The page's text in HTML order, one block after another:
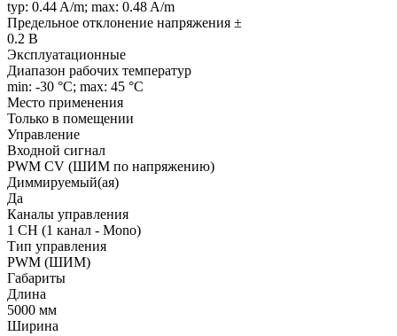
typ: 0.44 A/m; max: 0.48 A/m
Предельное отклонение напряжения ±
0.2 В
Эксплуатационные
Диапазон рабочих температур
min: -30 °C; max: 45 °C
Место применения
Только в помещении
Управление
Входной сигнал
PWM СV (ШИМ по напряжению)
Диммируемый(ая)
Да
Каналы управления
1 CH (1 канал - Mono)
Тип управления
PWM (ШИМ)
Габариты
Длина
5000 мм
Ширина